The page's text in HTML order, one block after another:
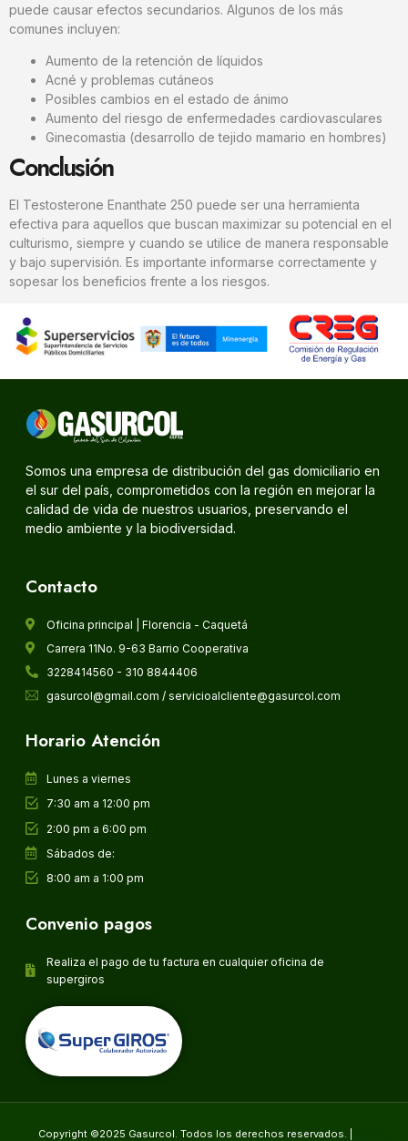
puede causar efectos secundarios. Algunos de los más
comunes incluyen:
Aumento de la retención de líquidos
Acné y problemas cutáneos
Posibles cambios en el estado de ánimo
Aumento del riesgo de enfermedades cardiovasculares
Ginecomastia (desarrollo de tejido mamario en hombres)
Conclusión
El Testosterone Enanthate 250 puede ser una herramienta
efectiva para aquellos que buscan maximizar su potencial en el
culturismo, siempre y cuando se utilice de manera responsable
y bajo supervisión. Es importante informarse correctamente y
sopesar los beneficios frente a los riesgos.
Somos una empresa de distribución del gas domiciliario en
el sur del país, comprometidos con la región en mejorar la
calidad de vida de nuestros usuarios, preservando el
medio ambiente y la biodiversidad.
Contacto
Oficina principal | Florencia - Caquetá
Carrera 11No. 9-63 Barrio Cooperativa
3228414560 - 310 8844406
gasurcol@gmail.com / servicioalcliente@gasurcol.com
Horario Atención
Lunes a viernes
7:30 am a 12:00 pm
2:00 pm a 6:00 pm
Sábados de:
8:00 am a 1:00 pm
Convenio pagos
Realiza el pago de tu factura en cualquier oficina de
supergiros
Copyright ©2025 Gasurcol. Todos los derechos reservados. |